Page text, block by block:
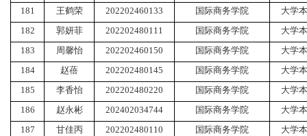
181
王鹤荣 202202460133 国际商务学院
大学
182
郭妍菲 202202480111 国际商务学院
大学
183
周馨怡 202202460150 国际商务学院
大学
184
赵蓓 202202480145 国际商务学院
大学
185
李香怡 202202480220 国际商务学院
大学
186
赵永彬 202402034744 国际商务学院
大学
187
甘佳丙 202202480110 国际商务学院
大学